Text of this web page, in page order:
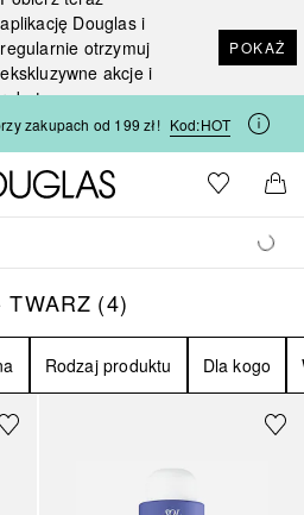
aplikację Douglas i
regularnie otrzymuj
ekskluzywne akcje i
rabaty
POKAŻ
zakupach od 199 zł! Kod:HOT
Strona główna Douglas
Do listyDo
- TWARZ4
(4)
Rodzaj produktu Dla kogo